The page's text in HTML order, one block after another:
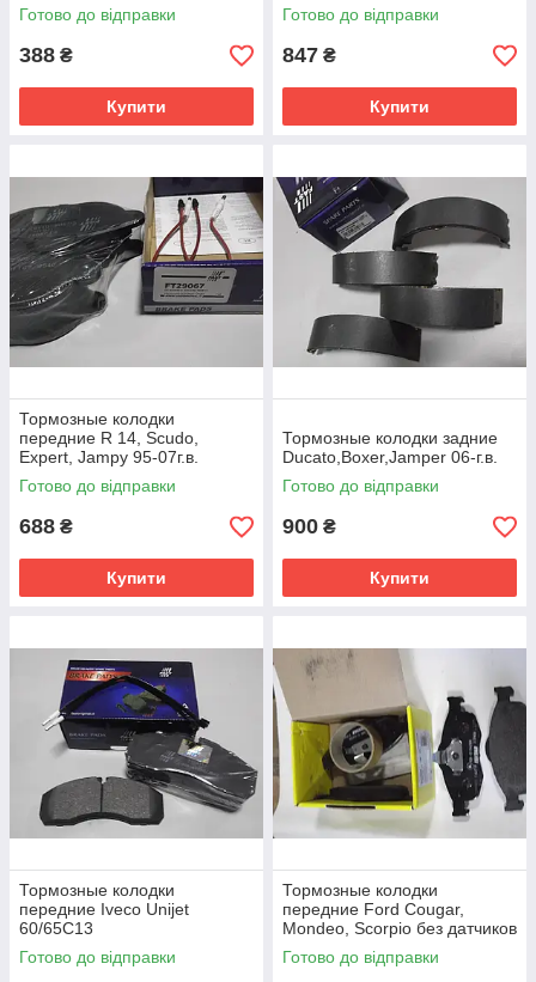
Готово до відправки
388 ₴
Купити
Готово до відправки
847 ₴
Купити
Тормозные колодки
передние R 14, Scudo,
Expert, Jampy 95-07г.в.
(Китай)
Готово до відправки
688 ₴
Купити
Тормозные колодки задние
Ducato,Boxer,Jamper 06-г.в.
Готово до відправки
900 ₴
Купити
Тормозные колодки
передние Iveco Unijet
60/65C13
Готово до відправки
Тормозные колодки
передние Ford Cougar,
Mondeo, Scorpio без датчиков
Готово до відправки